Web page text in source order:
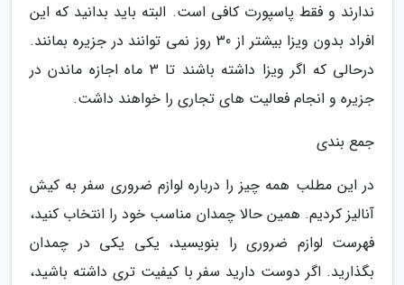
ندارند و فقط پاسپورت کافی است. البته باید بدانید که این
افراد بدون ویزا بیشتر از 30 روز نمی توانند در جزیره بمانند.
درحالی که اگر ویزا داشته باشند تا 3 ماه اجازه ماندن در
جزیره و انجام فعالیت های تجاری را خواهند داشت.
جمع بندی
در این مطلب همه چیز را درباره لوازم ضروری سفر به کیش
آنالیز کردیم. همین حالا چمدان مناسب خود را انتخاب کنید،
فهرست لوازم ضروری را بنویسید، یکی یکی در چمدان
بگذارید. اگر دوست دارید سفر با کیفیت تری داشته باشید،